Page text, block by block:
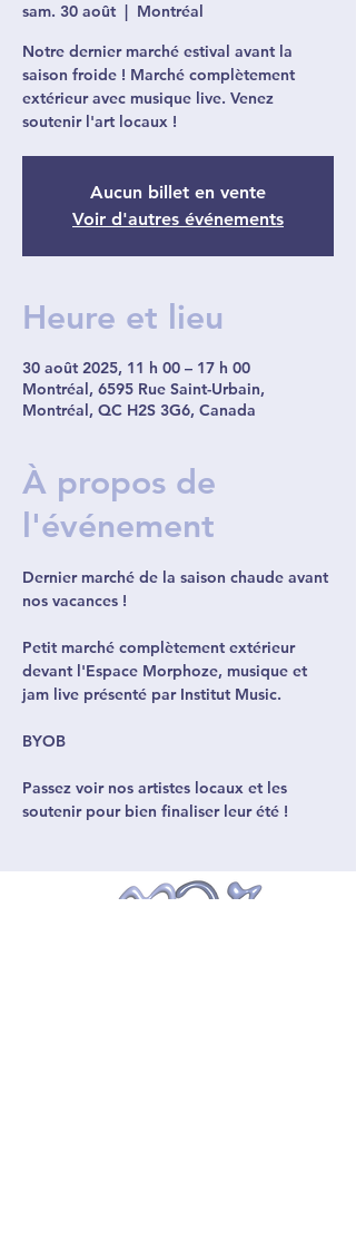
sam. 30 août
  |
Montréal
Notre dernier marché estival avant la
saison froide ! Marché complètement
extérieur avec musique live. Venez
soutenir l'art locaux !
Aucun billet en vente
Voir d'autres événements
Heure et lieu
30 août 2025, 11 h 00 – 17 h 00
Montréal, 6595 Rue Saint-Urbain,
Montréal, QC H2S 3G6, Canada
À propos de
l'événement
Dernier marché de la saison chaude avant
nos vacances !
Petit marché complètement extérieur
devant l'Espace Morphoze, musique et
jam live présenté par Institut Music.
BYOB
Passez voir nos artistes locaux et les
soutenir pour bien finaliser leur été !